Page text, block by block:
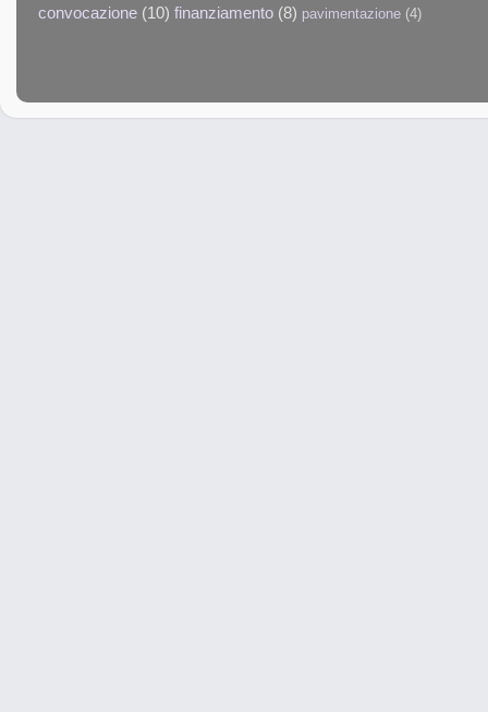
convocazione (10) finanziamento (8) pavimentazione (4)